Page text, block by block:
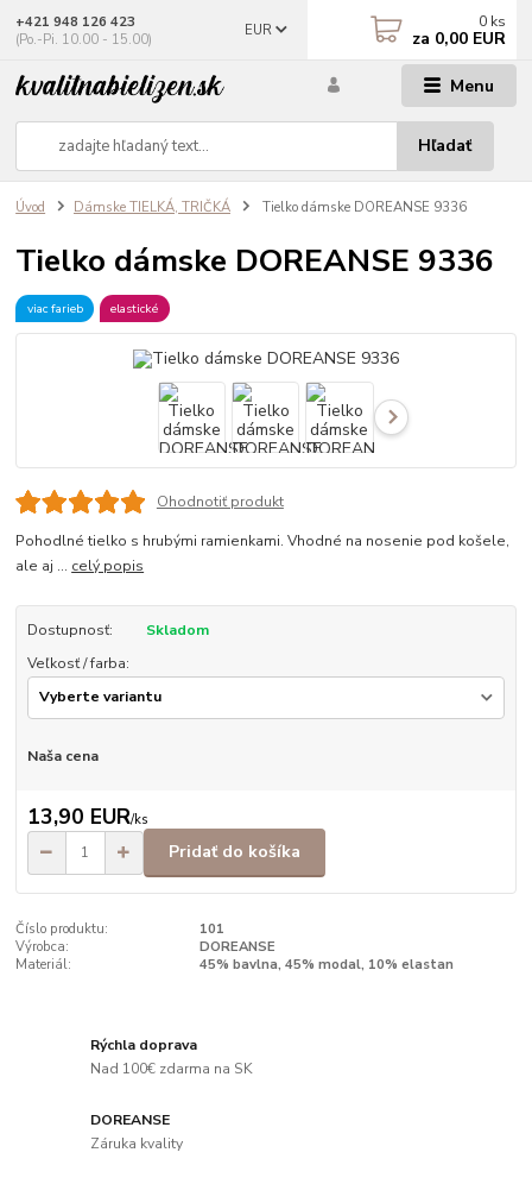
Menu
EUR
Hľadať
+421 948 126 423
(Po.-Pi. 10.00 - 15.00)
0 ks
za 0,00 EUR
Úvod Dámske TIELKÁ, TRIČKÁ Tielko dámske DOREANSE 9336
Tielko dámske DOREANSE 9336
viac farieb elastické
Ohodnotiť produkt
Pohodlné tielko s hrubými ramienkami. Vhodné na nosenie pod košele,
ale aj ... celý popis
Dostupnosť:
Skladom
Veľkosť / farba:
Naša cena
13,90 EUR/ks
Pridať do košíka
Číslo produktu:
101
Výrobca:
DOREANSE
Materiál:
45% bavlna, 45% modal, 10% elastan
Rýchla doprava
Nad 100€ zdarma na SK
DOREANSE
Záruka kvality